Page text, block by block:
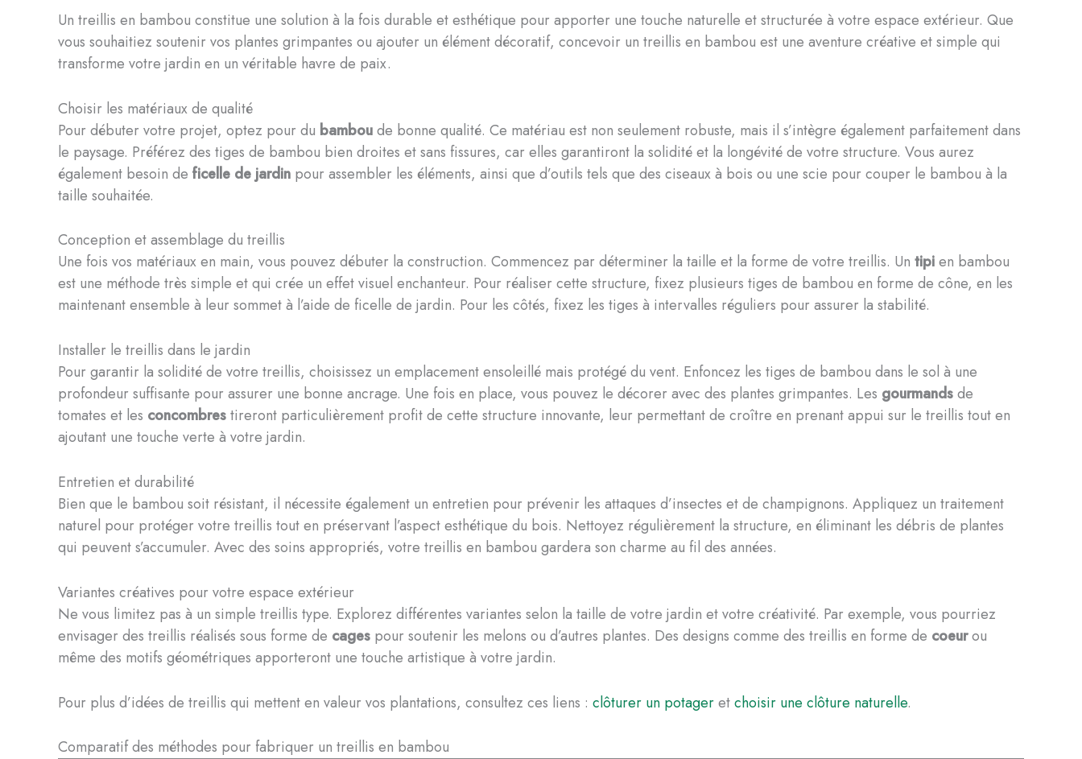
Un treillis en bambou constitue une solution à la fois durable et esthétique pour apporter une touche naturelle et structurée à votre espace extérieur. Que
vous souhaitiez soutenir vos plantes grimpantes ou ajouter un élément décoratif, concevoir un treillis en bambou est une aventure créative et simple qui
transforme votre jardin en un véritable havre de paix.
Choisir les matériaux de qualité
Pour débuter votre projet, optez pour du bamboude bonne qualité. Ce matériau est non seulement robuste, mais il s’intègre également parfaitement dans
le paysage. Préférez des tiges de bambou bien droites et sans fissures, car elles garantiront la solidité et la longévité de votre structure. Vous aurez
également besoin de ficelle de jardin pour assembler les éléments, ainsi que d’outils tels que des ciseaux à bois ou une scie pour couper le bambou à la
taille souhaitée.
Conception et assemblage du treillis
Une fois vos matériaux en main, vous pouvez débuter la construction. Commencez par déterminer la taille et la forme de votre treillis. Un tipien bambou
est une méthode très simple et qui crée un effet visuel enchanteur. Pour réaliser cette structure, fixez plusieurs tiges de bambou en forme de cône, en les
maintenant ensemble à leur sommet à l’aide de ficelle de jardin. Pour les côtés, fixez les tiges à intervalles réguliers pour assurer la stabilité.
Installer le treillis dans le jardin
Pour garantir la solidité de votre treillis, choisissez un emplacement ensoleillé mais protégé du vent. Enfoncez les tiges de bambou dans le sol à une
profondeur suffisante pour assurer une bonne ancrage. Une fois en place, vous pouvez le décorer avec des plantes grimpantes. Les gourmandsde
tomates et les concombrestireront particulièrement profit de cette structure innovante, leur permettant de croître en prenant appui sur le treillis tout en
ajoutant une touche verte à votre jardin.
Entretien et durabilité
Bien que le bambou soit résistant, il nécessite également un entretien pour prévenir les attaques d’insectes et de champignons. Appliquez un traitement
naturel pour protéger votre treillis tout en préservant l’aspect esthétique du bois. Nettoyez régulièrement la structure, en éliminant les débris de plantes
qui peuvent s’accumuler. Avec des soins appropriés, votre treillis en bambou gardera son charme au fil des années.
Variantes créatives pour votre espace extérieur
Ne vous limitez pas à un simple treillis type. Explorez différentes variantes selon la taille de votre jardin et votre créativité. Par exemple, vous pourriez
envisager des treillis réalisés sous forme de cages pour soutenir les melons ou d’autres plantes. Des designs comme des treillis en forme de coeurou
même des motifs géométriques apporteront une touche artistique à votre jardin.
Pour plus d’idées de treillis qui mettent en valeur vos plantations, consultez ces liens : clôturer un potageretchoisir une clôture naturelle.
Comparatif des méthodes pour fabriquer un treillis en bambou